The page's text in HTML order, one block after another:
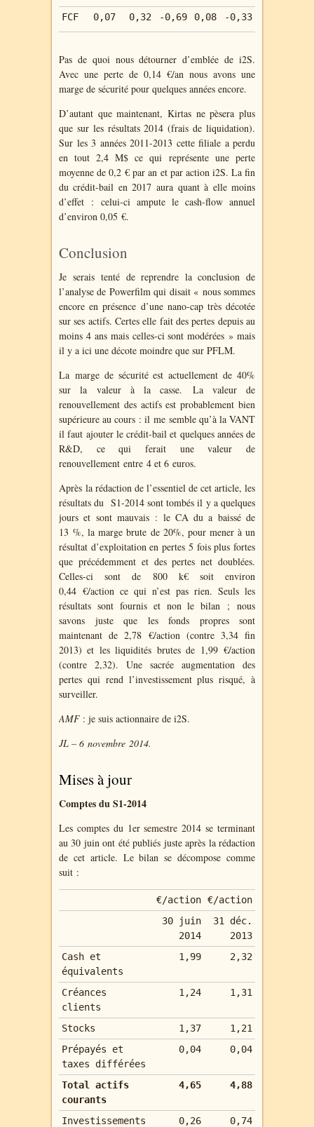
FCF 0,07 0,32 -0,69 0,08 -0,33
Pas de quoi nous détourner d’emblée de i2S.
Avec une perte de 0,14 €/an nous avons une
marge de sécurité pour quelques années encore.
D’autant que maintenant, Kirtas ne pèsera plus
que sur les résultats 2014 (frais de liquidation).
Sur les 3 années 2011-2013 cette filiale a perdu
en tout 2,4 M$ ce qui représente une perte
moyenne de 0,2 € par an et par action i2S. La fin
du crédit-bail en 2017 aura quant à elle moins
d’effet : celui-ci ampute le cash-flow annuel
d’environ 0,05 €.
Conclusion
Je serais tenté de reprendre la conclusion de
l’analyse de Powerfilm qui disait « nous sommes
encore en présence d’une nano-cap très décotée
sur ses actifs. Certes elle fait des pertes depuis au
moins 4 ans mais celles-ci sont modérées » mais
il y a ici une décote moindre que sur PFLM.
La marge de sécurité est actuellement de 40%
sur la valeur à la casse. La valeur de
renouvellement des actifs est probablement bien
supérieure au cours : il me semble qu’à la VANT
il faut ajouter le crédit-bail et quelques années de
R&D, ce qui ferait une valeur de
renouvellement entre 4 et 6 euros.
Après la rédaction de l’essentiel de cet article, les
résultats du S1-2014 sont tombés il y a quelques
jours et sont mauvais : le CA du a baissé de
13 %, la marge brute de 20%, pour mener à un
résultat d’exploitation en pertes 5 fois plus fortes
que précédemment et des pertes net doublées.
Celles-ci sont de 800 k€ soit environ
0,44 €/action ce qui n’est pas rien. Seuls les
résultats sont fournis et non le bilan ; nous
savons juste que les fonds propres sont
maintenant de 2,78 €/action (contre 3,34 fin
2013) et les liquidités brutes de 1,99 €/action
(contre 2,32). Une sacrée augmentation des
pertes qui rend l’investissement plus risqué, à
surveiller.
AMF : je suis actionnaire de i2S.
JL – 6 novembre 2014.
Mises à jour
Comptes du S1-2014
Les comptes du 1er semestre 2014 se terminant
au 30 juin ont été publiés juste après la rédaction
de cet article. Le bilan se décompose comme
suit :
€/action €/action
30 juin
2014
31 déc.
2013
Cash et
équivalents
1,99 2,32
Créances
clients
1,24 1,31
Stocks 1,37
1,21
Prépayés et
taxes différées
0,04 0,04
Total actifs
courants
4,65 4,88
Investissements 0,26 0,74